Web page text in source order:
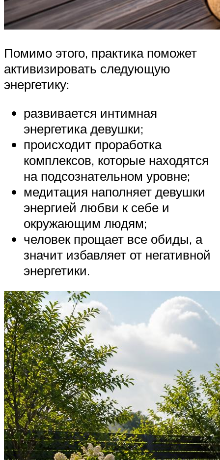
Помимо этого, практика поможет
активизировать следующую
энергетику:
развивается интимная
энергетика девушки;
происходит проработка
комплексов, которые находятся
на подсознательном уровне;
медитация наполняет девушки
энергией любви к себе и
окружающим людям;
человек прощает все обиды, а
значит избавляет от негативной
энергетики.